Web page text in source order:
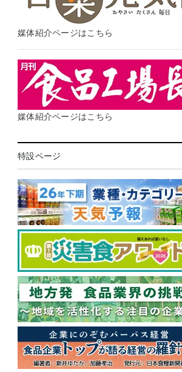
媒体紹介ページはこちら
媒体紹介ページはこちら
特設ページ